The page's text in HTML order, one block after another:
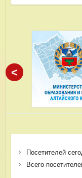
<
Посетителей
Всего